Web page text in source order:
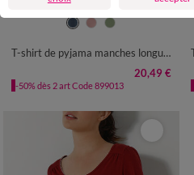
38/40 42/44
T-shirt de pyjama manches longues imprimé "fleurs"
20,49 €
-50% dès 2 art Code 899013